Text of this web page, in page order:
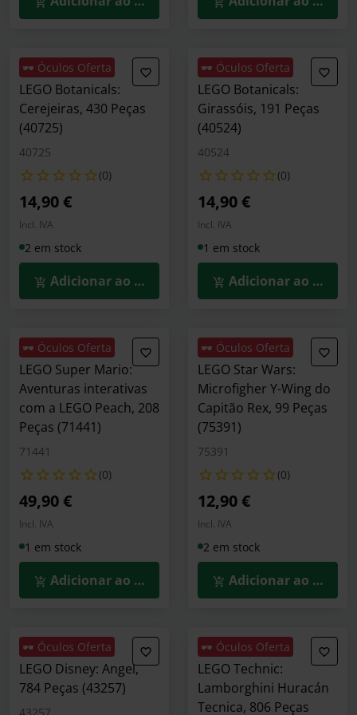
🕶️ Óculos Oferta
LEGO Botanicals:
Cerejeiras, 430 Peças
(40725)
40725
(0)
14,90 €
Incl. IVA
2 em stock
Adicionar ao Carrinho
🕶️ Óculos Oferta
LEGO Botanicals:
Girassóis, 191 Peças
(40524)
40524
(0)
14,90 €
Incl. IVA
1 em stock
Adicionar ao
🕶️ Óculos Oferta
LEGO Super Mario:
Aventuras interativas
com a LEGO Peach, 208
Peças (71441)
71441
(0)
49,90 €
Incl. IVA
1 em stock
Adicionar ao Carrinho
🕶️ Óculos Oferta
LEGO Star Wars:
Microfigher Y-Wing do
Capitão Rex, 99 Peças
(75391)
75391
(0)
12,90 €
Incl. IVA
2 em stock
Adicionar ao
🕶️ Óculos Oferta
LEGO Disney: Angel,
784 Peças (43257)
🕶️ Óculos Oferta
LEGO Technic:
Lamborghini Huracán
Tecnica, 806 Peças